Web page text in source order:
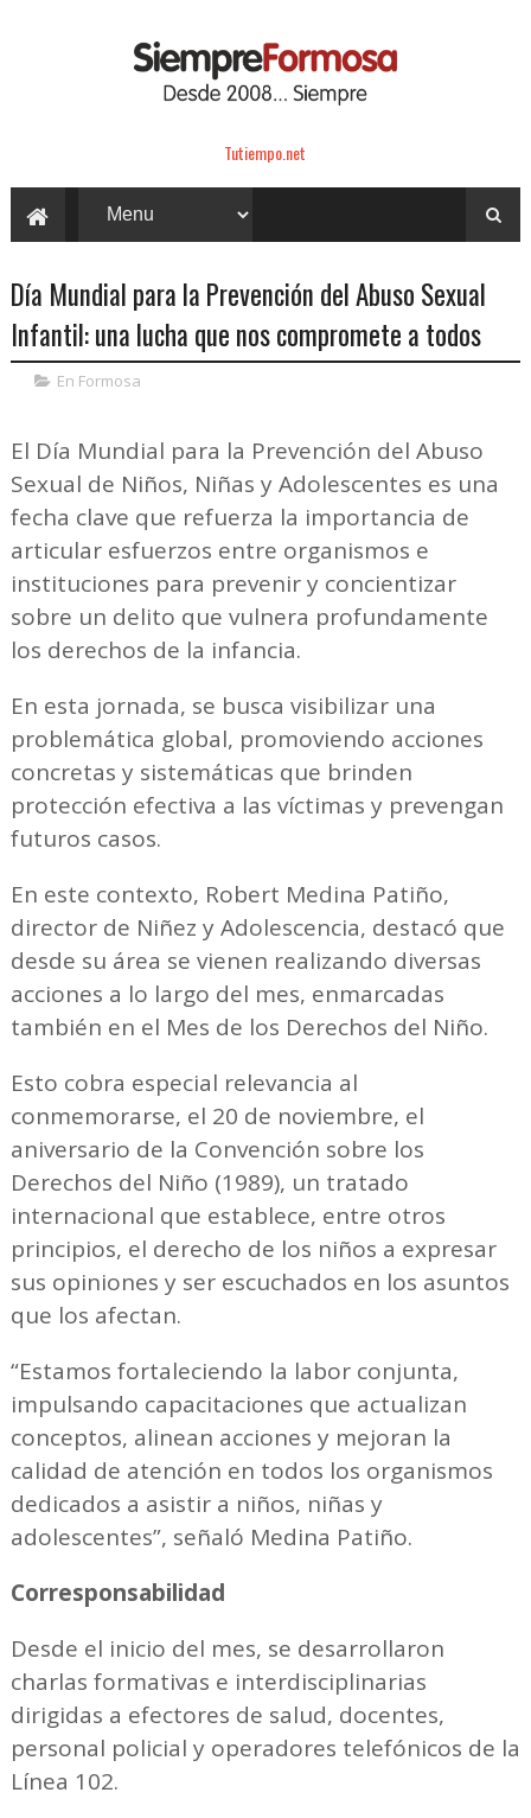
Tutiempo.net
Día Mundial para la Prevención del Abuso Sexual
Infantil: una lucha que nos compromete a todos
En Formosa
El Día Mundial para la Prevención del Abuso
Sexual de Niños, Niñas y Adolescentes es una
fecha clave que refuerza la importancia de
articular esfuerzos entre organismos e
instituciones para prevenir y concientizar
sobre un delito que vulnera profundamente
los derechos de la infancia.
En esta jornada, se busca visibilizar una
problemática global, promoviendo acciones
concretas y sistemáticas que brinden
protección efectiva a las víctimas y prevengan
futuros casos.
En este contexto, Robert Medina Patiño,
director de Niñez y Adolescencia, destacó que
desde su área se vienen realizando diversas
acciones a lo largo del mes, enmarcadas
también en el Mes de los Derechos del Niño.
Esto cobra especial relevancia al
conmemorarse, el 20 de noviembre, el
aniversario de la Convención sobre los
Derechos del Niño (1989), un tratado
internacional que establece, entre otros
principios, el derecho de los niños a expresar
sus opiniones y ser escuchados en los asuntos
que los afectan.
“Estamos fortaleciendo la labor conjunta,
impulsando capacitaciones que actualizan
conceptos, alinean acciones y mejoran la
calidad de atención en todos los organismos
dedicados a asistir a niños, niñas y
adolescentes”, señaló Medina Patiño.
Corresponsabilidad
Desde el inicio del mes, se desarrollaron
charlas formativas e interdisciplinarias
dirigidas a efectores de salud, docentes,
personal policial y operadores telefónicos de la
Línea 102.